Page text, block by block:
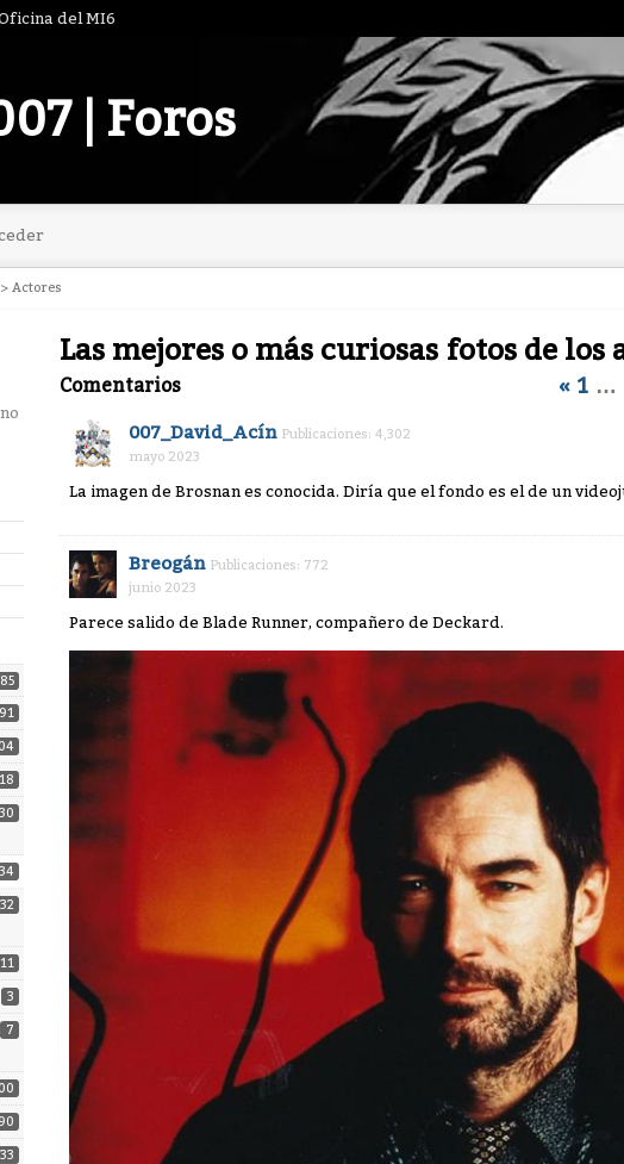
del MI6
| Foros
> Actores
18
30
34
32
11
3
7
90
33
Las mejores o más curiosas fotos de los
« 1 …
Comentarios
007_David_Acín Publicaciones: 4,302
mayo 2023
La imagen de Brosnan es conocida. Diría que el fondo es el de un
Breogán Publicaciones: 772
junio 2023
Parece salido de Blade Runner, compañero de Deckard.